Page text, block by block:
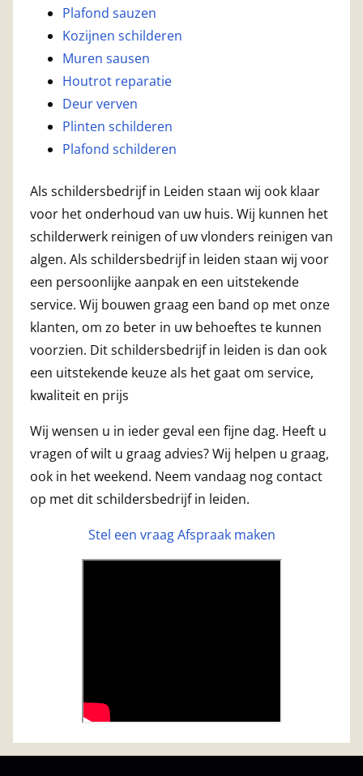
Plafond sauzen
Kozijnen schilderen
Muren sausen
Houtrot reparatie
Deur verven
Plinten schilderen
Plafond schilderen
Als schildersbedrijf in Leiden staan wij ook klaar
voor het onderhoud van uw huis. Wij kunnen het
schilderwerk reinigen of uw vlonders reinigen van
algen. Als schildersbedrijf in leiden staan wij voor
een persoonlijke aanpak en een uitstekende
service. Wij bouwen graag een band op met onze
klanten, om zo beter in uw behoeftes te kunnen
voorzien. Dit schildersbedrijf in leiden is dan ook
een uitstekende keuze als het gaat om service,
kwaliteit en prijs
Wij wensen u in ieder geval een fijne dag. Heeft u
vragen of wilt u graag advies? Wij helpen u graag,
ook in het weekend. Neem vandaag nog contact
op met dit schildersbedrijf in leiden.
Stel een vraag Afspraak maken